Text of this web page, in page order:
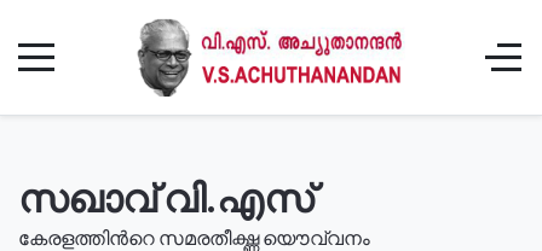
സഖാവ് വി.എസ്
കേരളത്തിൻറെ സമരതീക്ഷ്ണ യൌവ്വനം